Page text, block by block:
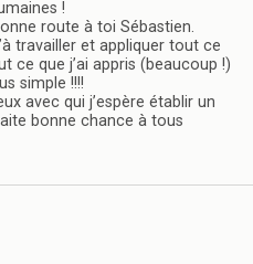
!
route à toi Sébastien.
travailler et appliquer tout ce
ce que j’ai appris (beaucoup !)
simple !!!!
avec qui j’espère établir un
bonne chance à tous